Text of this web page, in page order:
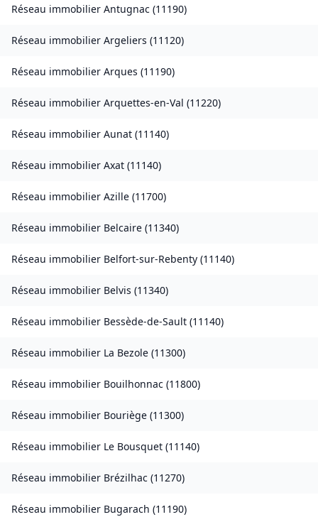
Réseau immobilier Antugnac (11190)
Réseau immobilier Argeliers (11120)
Réseau immobilier Arques (11190)
Réseau immobilier Arquettes-en-Val (11220)
Réseau immobilier Aunat (11140)
Réseau immobilier Axat (11140)
Réseau immobilier Azille (11700)
Réseau immobilier Belcaire (11340)
Réseau immobilier Belfort-sur-Rebenty (11140)
Réseau immobilier Belvis (11340)
Réseau immobilier Bessède-de-Sault (11140)
Réseau immobilier La Bezole (11300)
Réseau immobilier Bouilhonnac (11800)
Réseau immobilier Bouriège (11300)
Réseau immobilier Le Bousquet (11140)
Réseau immobilier Brézilhac (11270)
Réseau immobilier Bugarach (11190)